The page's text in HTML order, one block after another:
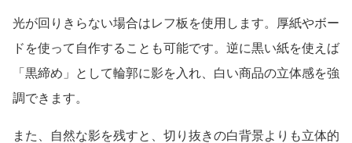
光が回りきらない場合はレフ板を使用します。厚紙やボー
ドを使って自作することも可能です。逆に黒い紙を使えば
「黒締め」として輪郭に影を入れ、白い商品の立体感を強
調できます。
また、自然な影を残すと、切り抜きの白背景よりも立体的